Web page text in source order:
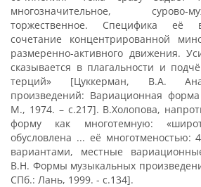
многозначительное,
торжественное. Специфика её
сочетание концентрированной
размеренно-активного движения.
сказывается в плагальности и
терций» [Цуккерман, В.А.
произведений: Вариационная
М., 1974. – с.217]. В.Холопова,
форму как многотемную:
обусловлена ... её многотменостью:
вариантами, местные
В.Н. Формы музыкальных
СПб.: Лань, 1999. - с.134].